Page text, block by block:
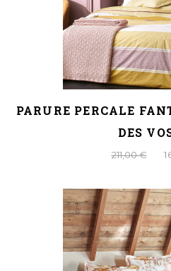
PARURE PERCALE
DES
211,00 €